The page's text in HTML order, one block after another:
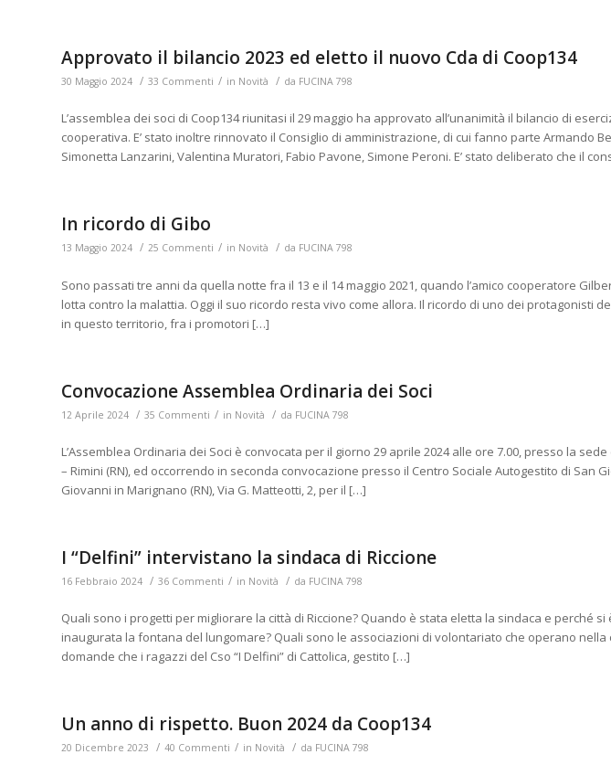
Approvato il bilancio 2023 ed eletto il nuovo Cda di Coop134
30 Maggio 2024 / 33 Commenti / in Novità / da FUCINA 798
L’assemblea dei soci di Coop134 riunitasi il 29 maggio ha approvato all’unanimità il bilancio di
cooperativa. E’ stato inoltre rinnovato il Consiglio di amministrazione, di cui fanno parte Armando
Simonetta Lanzarini, Valentina Muratori, Fabio Pavone, Simone Peroni. E’ stato deliberato che il
In ricordo di Gibo
13 Maggio 2024 / 25 Commenti / in Novità / da FUCINA 798
Sono passati tre anni da quella notte fra il 13 e il 14 maggio 2021, quando l’amico cooperatore
lotta contro la malattia. Oggi il suo ricordo resta vivo come allora. Il ricordo di uno dei protagonisti
in questo territorio, fra i promotori […]
Convocazione Assemblea Ordinaria dei Soci
12 Aprile 2024 / 35 Commenti / in Novità / da FUCINA 798
L’Assemblea Ordinaria dei Soci è convocata per il giorno 29 aprile 2024 alle ore 7.00, presso la
– Rimini (RN), ed occorrendo in seconda convocazione presso il Centro Sociale Autogestito di San
Giovanni in Marignano (RN), Via G. Matteotti, 2, per il […]
I “Delfini” intervistano la sindaca di Riccione
16 Febbraio 2024 / 36 Commenti / in Novità / da FUCINA 798
Quali sono i progetti per migliorare la città di Riccione? Quando è stata eletta la sindaca e perché
inaugurata la fontana del lungomare? Quali sono le associazioni di volontariato che operano nella
domande che i ragazzi del Cso “I Delfini” di Cattolica, gestito […]
Un anno di rispetto. Buon 2024 da Coop134
20 Dicembre 2023 / 40 Commenti / in Novità / da FUCINA 798